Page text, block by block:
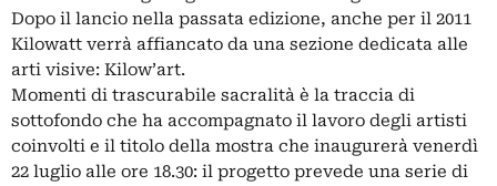
Dopo il lancio nella passata edizione, anche per il 2011
Kilowatt verrà affiancato da una sezione dedicata alle
arti visive: Kilow’art.
Momenti di trascurabile sacralità è la traccia di
sottofondo che ha accompagnato il lavoro degli artisti
coinvolti e il titolo della mostra che inaugurerà venerdì
22 luglio alle ore 18.30: il progetto prevede una serie di